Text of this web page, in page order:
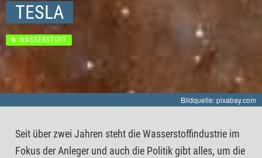
TESLA
WASSERSTOFF
Bildquelle: pixabay.com
Seit über zwei Jahren steht die Wasserstoffindustrie im
Fokus der Anleger und auch die Politik gibt alles, um die